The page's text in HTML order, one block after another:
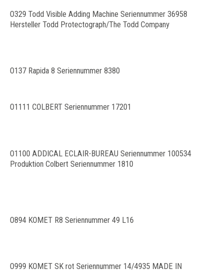
O329 Todd Visible Adding Machine Seriennummer 36958
Hersteller Todd Protectograph/The Todd Company
O137 Rapida 8 Seriennummer 8380
O1111 COLBERT Seriennummer 17201
O1100 ADDICAL ECLAIR-BUREAU Seriennummer 100534
Produktion Colbert Seriennummer 1810
O894 KOMET R8 Seriennummer 49 L16
O999 KOMET SK rot Seriennummer 14/4935 MADE IN